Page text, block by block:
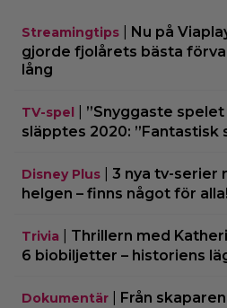
Streamingtips
Nu på
gjorde fjolårets bästa
lång
TV-spel
”Snyggaste
släpptes 2020: ”Fantastisk
Disney Plus
3 nya tv-serier
helgen – finns något för alla!
Trivia
Thrillern med
6 biobiljetter – historiens
Dokumentär
Från